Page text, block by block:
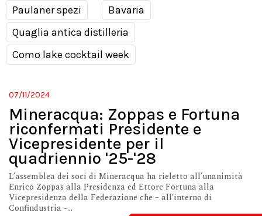
Paulaner spezi
Bavaria
Quaglia antica distilleria
Como lake cocktail week
07/11/2024
Mineracqua: Zoppas e Fortuna
riconfermati Presidente e
Vicepresidente per il
quadriennio '25-'28
L’assemblea dei soci di Mineracqua ha rieletto all’unanimità
Enrico Zoppas alla Presidenza ed Ettore Fortuna alla
Vicepresidenza della Federazione che – all’interno di
Confindustria -...